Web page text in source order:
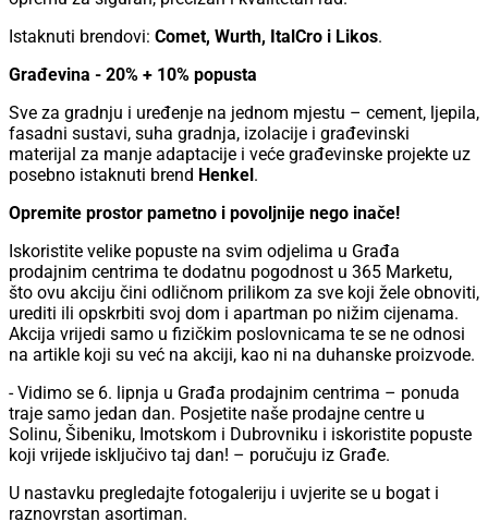
Istaknuti brendovi: Comet, Wurth, ItalCro i Likos.
Građevina - 20% + 10% popusta
Sve za gradnju i uređenje na jednom mjestu – cement, ljepila,
fasadni sustavi, suha gradnja, izolacije i građevinski
materijal za manje adaptacije i veće građevinske projekte uz
posebno istaknuti brend Henkel .
Opremite prostor pametno i povoljnije nego inače!
Iskoristite velike popuste na svim odjelima u Građa
prodajnim centrima te dodatnu pogodnost u 365 Marketu,
što ovu akciju čini odličnom prilikom za sve koji žele obnoviti,
urediti ili opskrbiti svoj dom i apartman po nižim cijenama.
Akcija vrijedi samo u fizičkim poslovnicama te se ne odnosi
na artikle koji su već na akciji, kao ni na duhanske proizvode.
- Vidimo se 6. lipnja u Građa prodajnim centrima – ponuda
traje samo jedan dan. Posjetite naše prodajne centre u
Solinu, Šibeniku, Imotskom i Dubrovniku i iskoristite popuste
koji vrijede isključivo taj dan! – poručuju iz Građe.
U nastavku pregledajte fotogaleriju i uvjerite se u bogat i
raznovrstan asortiman.